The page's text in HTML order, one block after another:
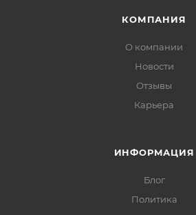
КОМПАНИЯ
О компании
Новости
Отзывы
Карьера
ИНФОРМАЦИЯ
Блог
Политика